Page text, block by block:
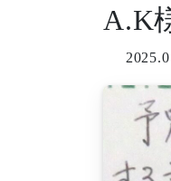
A.K